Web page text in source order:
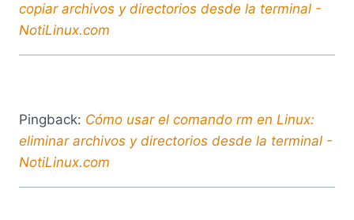
copiar archivos y directorios desde la terminal -
NotiLinux.com
Pingback: Cómo usar el comando rm en Linux:
eliminar archivos y directorios desde la terminal -
NotiLinux.com